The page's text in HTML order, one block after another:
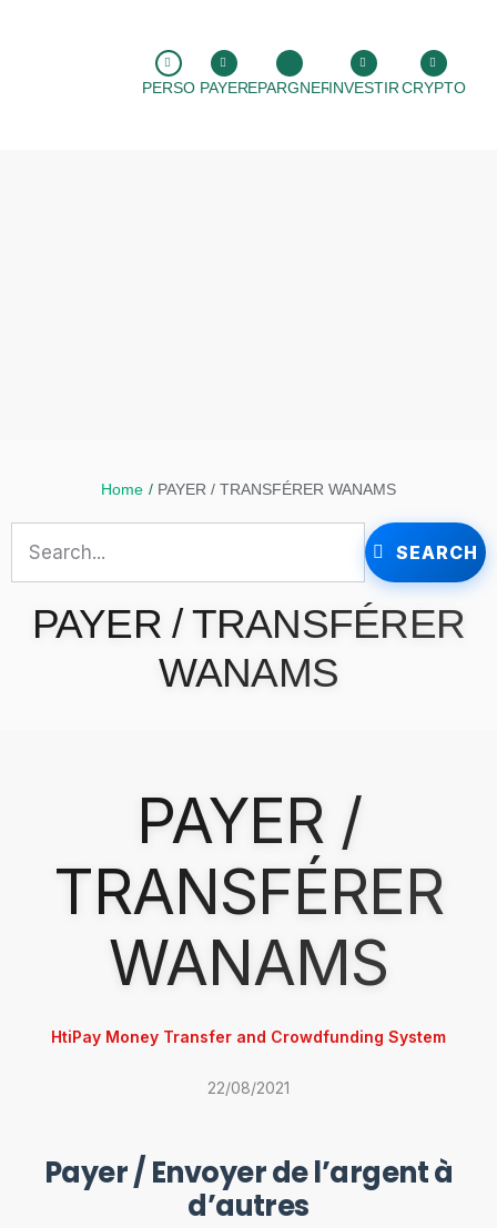
PERSO PAYEREPARGNERINVESTIRCRYPTO
Home / PAYER / TRANSFÉRER WANAMS
SEARCH
PAYER / TRANSFÉRER
WANAMS
PAYER /
TRANSFÉRER
WANAMS
HtiPay Money Transfer and Crowdfunding System
22/08/2021
Payer / Envoyer de l’argent à
d’autres